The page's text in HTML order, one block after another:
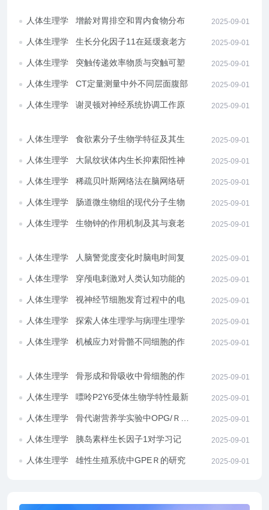
人体生理学
增龄对胃排空和胃内食物分布的
2025-09-01
人体生理学
生长分化因子11在延缓衰老方面
2025-09-01
人体生理学
突触传递效率物质与突触可塑性
2025-09-01
人体生理学
CT定量测量中外不同层面腹部脂
2025-09-01
人体生理学
谢灵顿对神经系统协调工作原理
2025-09-01
人体生理学
食欲素分子生物学特征及其生理
2025-09-01
人体生理学
大鼠纹状体内生长抑素阳性神经
2025-09-01
人体生理学
稀疏贝叶斯网络法在脑网络研究
2025-09-01
人体生理学
肠道微生物组的现代分子生物学
2025-09-01
人体生理学
生物钟的作用机制及其与衰老退
2025-09-01
人体生理学
人脑警觉度变化时脑电时间复杂
2025-09-01
人体生理学
穿颅电刺激对人类认知功能的影
2025-09-01
人体生理学
视神经节细胞发育过程中的电生
2025-09-01
人体生理学
探索人体生理学与病理生理学之
2025-09-01
人体生理学
机械应力对骨骼不同细胞的作用
2025-09-01
人体生理学
骨形成和骨吸收中骨细胞的作用
2025-09-01
人体生理学
嘌呤P2Y6受体生物学特性最新研
2025-09-01
人体生理学
骨代谢营养学实验中OPG/Ｒ
2025-09-01
人体生理学
胰岛素样生长因子1对学习记忆
2025-09-01
人体生理学
雄性生殖系统中GPEＲ的研究现
2025-09-01